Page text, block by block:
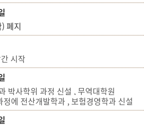
폐지
시작
박사학위 과정 신설 ,무역대학원
정에 전산개발학과 ,보험경영학과 신설